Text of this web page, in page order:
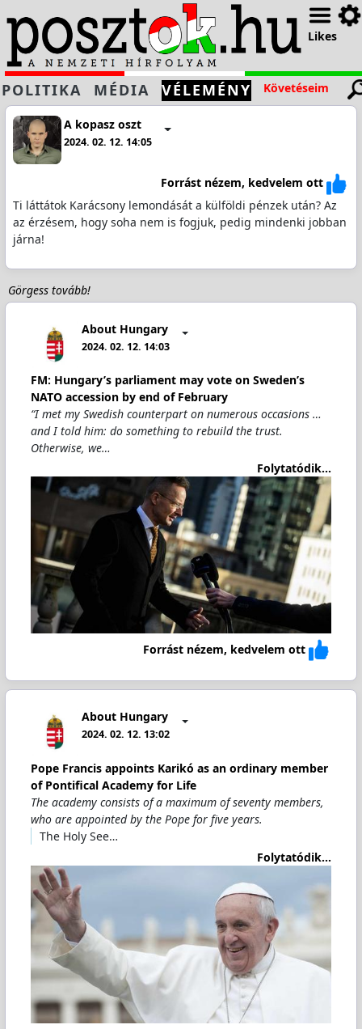
Likes
POLITIKA MÉDIA VÉLEMÉNY Követéseim
A kopasz oszt
2024. 02. 12. 14:05
Forrást nézem, kedvelem ott
Ti láttátok Karácsony lemondását a külföldi pénzek után? Az
az érzésem, hogy soha nem is fogjuk, pedig mindenki jobban
járna!
Görgess tovább!
About Hungary
2024. 02. 12. 14:03
FM: Hungary’s parliament may vote on Sweden’s
NATO accession by end of February
“I met my Swedish counterpart on numerous occasions …
and I told him: do something to rebuild the trust.
Otherwise, we…
Folytatódik...
Forrást nézem, kedvelem ott
About Hungary
2024. 02. 12. 13:02
Pope Francis appoints Karikó as an ordinary member
of Pontifical Academy for Life
The academy consists of a maximum of seventy members,
who are appointed by the Pope for five years.
The Holy See…
Folytatódik...